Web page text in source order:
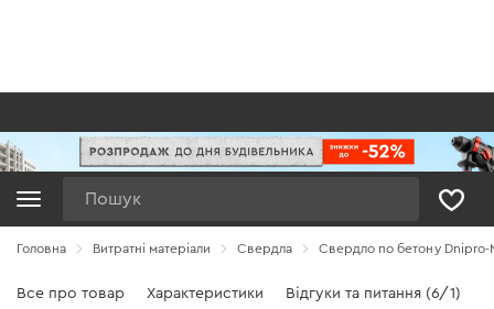
Головна Витратні матеріали Свердла Свердло по бетону Dnipro-
Все про товар Характеристики Відгуки та питання (6/1)